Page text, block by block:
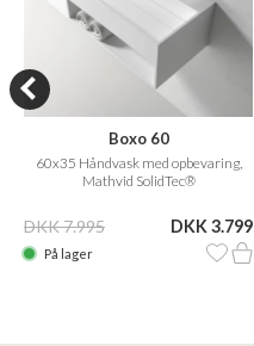
Boxo 60
60x35 Håndvask med opbevaring,
Mathvid SolidTec®
DKK 7.995 DKK 3.799
På lager